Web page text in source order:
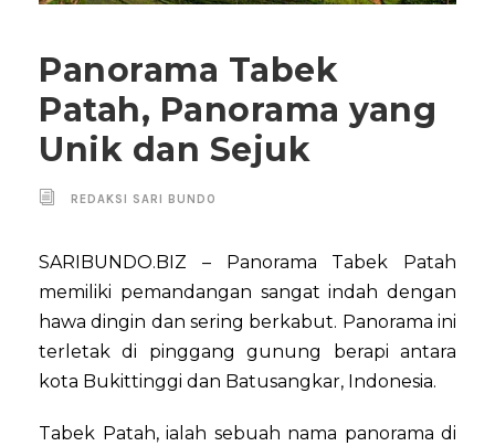
Panorama Tabek
Patah, Panorama yang
Unik dan Sejuk
REDAKSI SARI BUNDO
SARIBUNDO.BIZ – Panorama Tabek Patah
memiliki pemandangan sangat indah dengan
hawa dingin dan sering berkabut. Panorama ini
terletak di pinggang gunung berapi antara
kota Bukittinggi dan Batusangkar, Indonesia.
Tabek Patah, ialah sebuah nama panorama di